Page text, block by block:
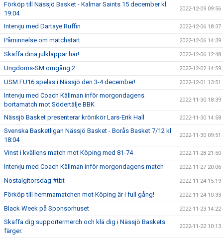
Förköp till Nässjö Basket - Kalmar Saints 15 december kl
19:04
2022-12-09 09:56
Intervju med Dartaye Ruffin 2022-12-06 18:37
Påminnelse om matchstart 2022-12-06 14:39
Skaffa dina julklappar här! 2022-12-06 12:48
Ungdoms-SM omgång 2 2022-12-02 14:59
USM FU16 spelas i Nässjö den 3-4 december! 2022-12-01 13:51
Intervju med Coach Källman inför morgondagens
bortamatch mot Södertälje BBK
2022-11-30 18:39
Nässjö Basket presenterar krönikör Lars-Erik Hall 2022-11-30 14:58
Svenska Basketligan Nässjö Basket - Borås Basket 7/12 kl
18:04
2022-11-30 09:51
Vinst i kvällens match mot Köping med 81-74 2022-11-28 21:50
Intervju med Coach Källman inför morgondagens match 2022-11-27 20:06
Nostalgitorsdag #tbt 2022-11-24 15:19
Förköp till hemmamatchen mot Köping är i full gång! 2022-11-24 10:33
Black Week på Sponsorhuset 2022-11-23 14:22
Skaffa dig supportermerch och klä dig i Nässjö Baskets
färger.
2022-11-22 10:13